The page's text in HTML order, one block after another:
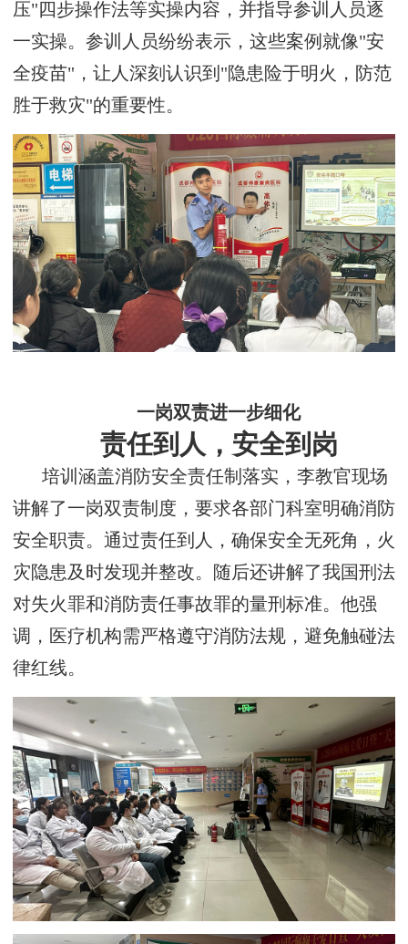
压"四步操作法等实操内容，并指导参训人员逐
一实操。参训人员纷纷表示，这些案例就像"安
全疫苗"，让人深刻认识到"隐患险于明火，防范
胜于救灾"的重要性。
一岗双责进一步细化
责任到人，安全到岗
培训涵盖消防安全责任制落实，李教官现场
讲解了一岗双责制度，要求各部门科室明确消防
安全职责。通过责任到人，确保安全无死角，火
灾隐患及时发现并整改。随后还讲解了我国刑法
对失火罪和消防责任事故罪的量刑标准。他强
调，医疗机构需严格遵守消防法规，避免触碰法
律红线。